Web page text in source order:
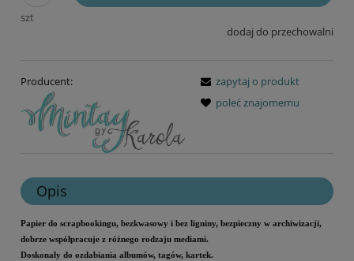
szt
dodaj do przechowalni
Producent:
zapytaj o produkt
poleć znajomemu
Opis
Papier do scrapbookingu, bezkwasowy i bez ligniny, bezpieczny w archiwizacji,
dobrze współpracuje z różnego rodzaju mediami.
Doskonały do ozdabiania albumów, tagów, kartek.